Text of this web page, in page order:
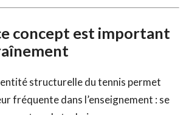
concept est important
structurelle du tennis permet
fréquente dans l’enseignement : se